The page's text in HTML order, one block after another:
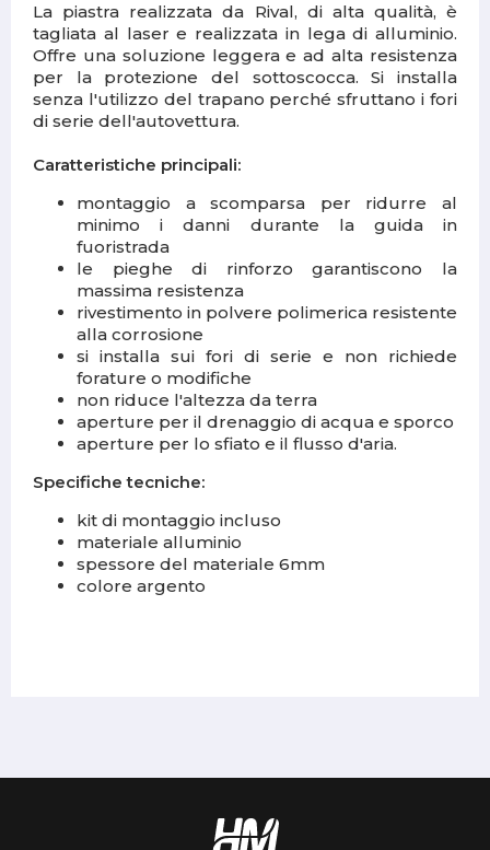
La piastra realizzata da Rival, di alta qualità, è
tagliata al laser e realizzata in lega di alluminio.
Offre una soluzione leggera e ad alta resistenza
per la protezione del sottoscocca. Si installa
senza l'utilizzo del trapano perché sfruttano i fori
di serie dell'autovettura.
Caratteristiche principali:
montaggio a scomparsa per ridurre al
minimo i danni durante la guida in
fuoristrada
le pieghe di rinforzo garantiscono la
massima resistenza
rivestimento in polvere polimerica resistente
alla corrosione
si installa sui fori di serie e non richiede
forature o modifiche
non riduce l'altezza da terra
aperture per il drenaggio di acqua e sporco
aperture per lo sfiato e il flusso d'aria.
Specifiche tecniche:
kit di montaggio incluso
materiale alluminio
spessore del materiale 6mm
colore argento